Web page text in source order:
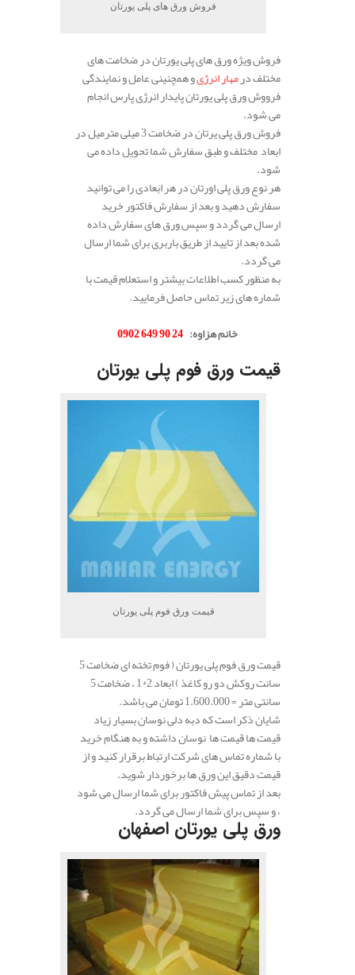
فروش ورق های پلی یورتان
فروش ویژه ورق های پلی یورتان در ضخامت های
مختلف درمهار انرژیو همچنینی عامل و نمایندگی
فرووش ورق پلی یورتان پایدار انرژی پارس انجام
می شود.
فروش ورق پلی یرتان در ضخامت 3 میلی مترمیل در
ابعاد مختلف و طبق سفارش شما تحویل داده می
شود.
هر نوع ورق پلی اورتان در هر ابعادی را می توانید
سفارش دهید و بعد از سفارش فاکتور خرید
ارسال می گردد و سپس ورق های سفارش داده
شده بعد از تایید از طریق باربری برای شما ارسال
می گردد.
به منظور کسب اطلاعات بیشتر و استعلام قیمت با
شماره های زیر تماس حاصل فرمایید.
خانم هزاوه: 24 90 649 0902
قیمت ورق فوم پلی یورتان
قیمت ورق فوم پلی یورتان
قیمت ورق فوم پلی یورتان ( فوم تخته ای ضخامت 5
سانت روکش دو رو کاغذ ) ابعاد 2*1 ، ضخامت 5
سانتی متر = 1.600.000 تومان می باشد.
شایان ذکر است که دبه دلی نوسان بسیار زیاد
قیمت ها قیمت ها نوسان داشته و به هنگام خرید
با شماره تماس های شرکت ارتباط برقرار کنید و از
قیمت دقیق این ورق ها برخوردار شوید.
بعد از تماس پیش فاکتور برای شما ارسال می شود
، و سپس برای شما ارسال می گردد.
ورق پلی یورتان اصفهان